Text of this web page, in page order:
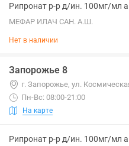
Рипронат р-р д/ин. 100мг/мл
МЕФАР ИЛАЧ САН. А.Ш.
Нет в наличии
Запорожье 8
г. Запорожье, ул.
Пн-Вс: 08:00-21:00
На карте
Рипронат р-р д/ин. 100мг/мл